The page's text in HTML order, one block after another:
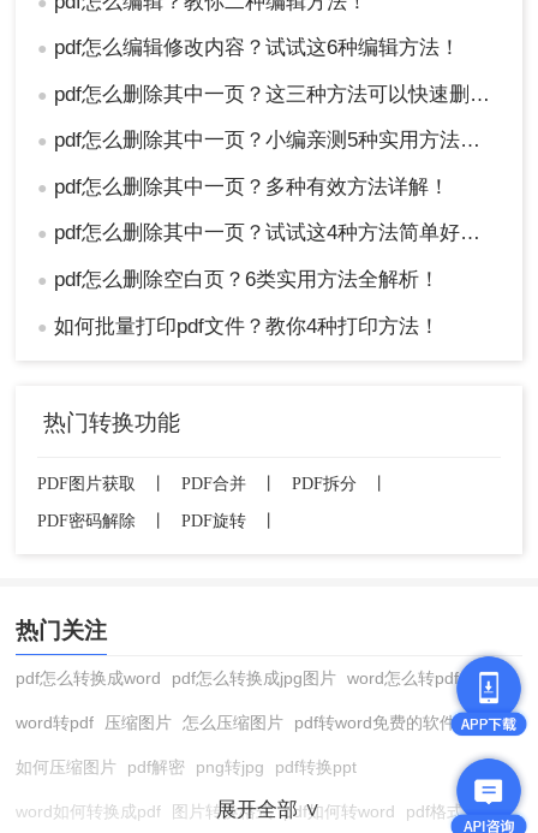
● pdf怎么编辑修改内容？试试这6种编辑方法！
● pdf怎么删除其中一页？这三种方法可以快速删除！
● pdf怎么删除其中一页？小编亲测5种实用方法，告别繁琐操作！
● pdf怎么删除其中一页？多种有效方法详解！
● pdf怎么删除其中一页？试试这4种方法简单好用！
● pdf怎么删除空白页？6类实用方法全解析！
● 如何批量打印pdf文件？教你4种打印方法！
热门转换功能
PDF图片获取 PDF合并 PDF拆分
PDF密码解除
PDF旋转
热门关注
pdf怎么转换成word pdf怎么转换成jpg图片 word怎么转pdf
word转pdf 压缩图片 怎么压缩图片 pdf转word免费的软件
如何压缩图片 pdf解密 png转jpg pdf转换ppt
word如何转换成pdf 图片转换格式 pdf如何转word pdf格式转换
展开全部 ∨